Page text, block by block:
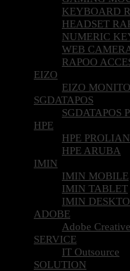
KEYBOARD
HEADSET
NUMERIC
WEB
RAPOO
EIZO
EIZO
SGDATAPOS
SGDATAPOS
HPE
HPE
HPE ARUBA
IMIN
IMIN MOBILE
IMIN TABLET
IMIN
ADOBE
Adobe
SERVICE
IT Outsource
SOLUTION